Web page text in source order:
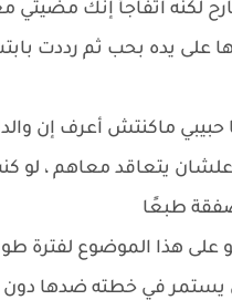
لكنه اتفاجأ إنك
على يده بحب ثم رددت
ماكنتش أعرف إن
يتعاقد معاهم ، لو
طبعًا
على هذا الموضوع لفترة
يستمر في خطته ضدها دون